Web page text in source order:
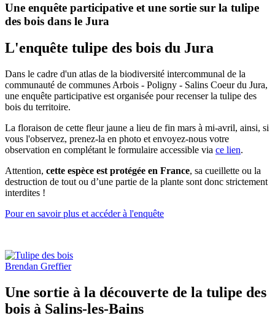
Une enquête participative et une sortie sur la tulipe
des bois dans le Jura
L'enquête tulipe des bois du Jura
Dans le cadre d'un atlas de la biodiversité intercommunal de la
communauté de communes Arbois - Poligny - Salins Coeur du Jura,
une enquête participative est organisée pour recenser la tulipe des
bois du territoire.
La floraison de cette fleur jaune a lieu de fin mars à mi-avril, ainsi, si
vous l'observez, prenez-la en photo et envoyez-nous votre
observation en complétant le formulaire accessible via ce lien.
Attention, cette espèce est protégée en France, sa cueillette ou la
destruction de tout ou d’une partie de la plante sont donc strictement
interdites !
Pour en savoir plus et accéder à l'enquête
Brendan Greffier
Une sortie à la découverte de la tulipe des
bois à Salins-les-Bains